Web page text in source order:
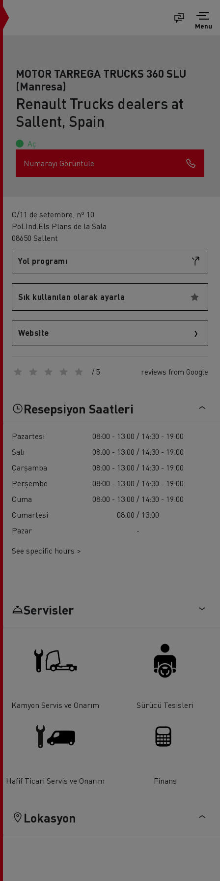
Menu
MOTOR TARREGA TRUCKS 360 SLU
(Manresa)
Renault Trucks dealers at
Sallent, Spain
Aç
Numarayı Görüntüle
C/11 de setembre, nº 10
Pol.Ind.Els Plans de la Sala
08650 Sallent
Yol programı
Sık kullanılan olarak ayarla
Website
/ 5 reviews from Google
Resepsiyon Saatleri
Pazartesi
08:00 - 13:00 / 14:30 - 19:00
Salı
08:00 - 13:00 / 14:30 - 19:00
Çarşamba
08:00 - 13:00 / 14:30 - 19:00
Perşembe
08:00 - 13:00 / 14:30 - 19:00
Cuma
08:00 - 13:00 / 14:30 - 19:00
Cumartesi
08:00 / 13:00
Pazar
-
See specific hours >
Servisler
Kamyon Servis ve Onarım Sürücü Tesisleri
Hafif Ticari Servis ve Onarım Finans
Lokasyon